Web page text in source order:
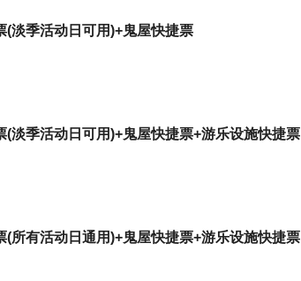
(淡季活动日可用)+鬼屋快捷票
淡季活动日可用)+鬼屋快捷票+游乐设施快捷票
所有活动日通用)+鬼屋快捷票+游乐设施快捷票